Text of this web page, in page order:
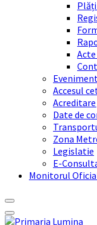
Accesul
Date de
Zona
Legislatie
E-
Monitorul